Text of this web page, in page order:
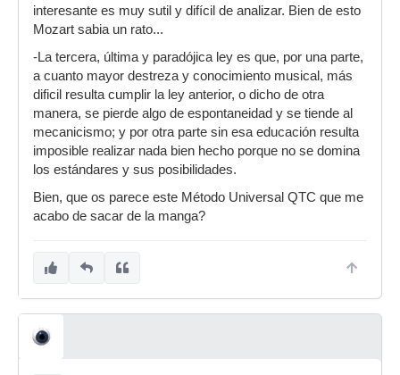
interesante es muy sutil y difícil de analizar. Bien de esto
Mozart sabia un rato...
-La tercera, última y paradójica ley es que, por una parte,
a cuanto mayor destreza y conocimiento musical, más
dificil resulta cumplir la ley anterior, o dicho de otra
manera, se pierde algo de espontaneidad y se tiende al
mecanicismo; y por otra parte sin esa educación resulta
imposible realizar nada bien hecho porque no se domina
los estándares y sus posibilidades.
Bien, que os parece este Método Universal QTC que me
acabo de sacar de la manga?